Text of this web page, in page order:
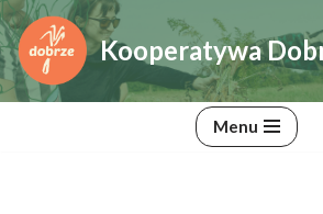
Przejdź
do
Kooperatywa
Menu